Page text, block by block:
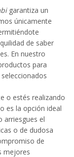
garantiza un
únicamente
de saber
En nuestro
para
o estés realizando
es la opción ideal
arriesgues el
o de dudosa
de
mejores